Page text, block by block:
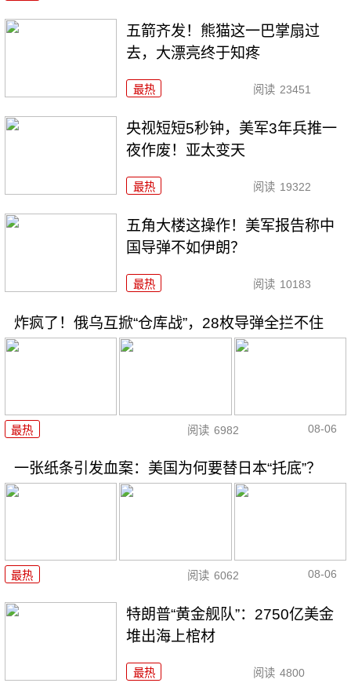
五箭齐发！熊猫这一巴掌扇过
去，大漂亮终于知疼
最热 阅读 23451
央视短短5秒钟，美军3年兵推一
夜作废！亚太变天
最热 阅读 19322
五角大楼这操作！美军报告称中
国导弹不如伊朗？
最热 阅读 10183
炸疯了！俄乌互掀“仓库战”，28枚导弹全拦不住
最热 阅读 6982 08-06
一张纸条引发血案：美国为何要替日本“托底”？
最热 阅读 6062 08-06
特朗普“黄金舰队”：2750亿美金
堆出海上棺材
最热 阅读 4800